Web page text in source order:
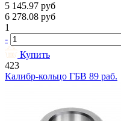
5 145.97 руб
6 278.08 руб
1
-
Купить
423
Калибр-кольцо ГБВ 89 раб.